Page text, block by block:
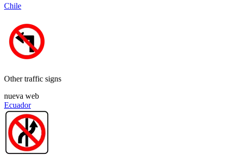
Chile
Other traffic signs
nueva web
Ecuador